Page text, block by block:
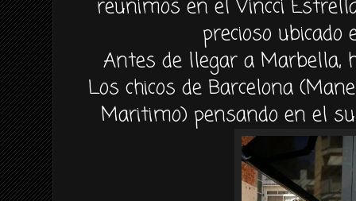
reunimos en el Vincci
precioso ubicado
Antes de llegar a Marbella,
Los chicos de Barcelona
Maritimo) pensando en el